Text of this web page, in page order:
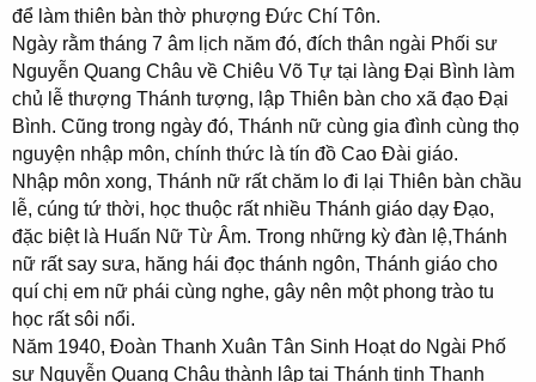
để làm thiên bàn thờ phượng Đức Chí Tôn.
Ngày rằm tháng 7 âm lịch năm đó, đích thân ngài Phối sư
Nguyễn Quang Châu về Chiêu Võ Tự tại làng Đại Bình làm
chủ lễ thượng Thánh tượng, lập Thiên bàn cho xã đạo Đại
Bình. Cũng trong ngày đó, Thánh nữ cùng gia đình cùng thọ
nguyện nhập môn, chính thức là tín đồ Cao Đài giáo.
Nhập môn xong, Thánh nữ rất chăm lo đi lại Thiên bàn chầu
lễ, cúng tứ thời, học thuộc rất nhiều Thánh giáo dạy Đạo,
đặc biệt là Huấn Nữ Từ Âm. Trong những kỳ đàn lệ,Thánh
nữ rất say sưa, hăng hái đọc thánh ngôn, Thánh giáo cho
quí chị em nữ phái cùng nghe, gây nên một phong trào tu
học rất sôi nổi.
Năm 1940, Đoàn Thanh Xuân Tân Sinh Hoạt do Ngài Phố
sư Nguyễn Quang Châu thành lập tại Thánh tịnh Thanh